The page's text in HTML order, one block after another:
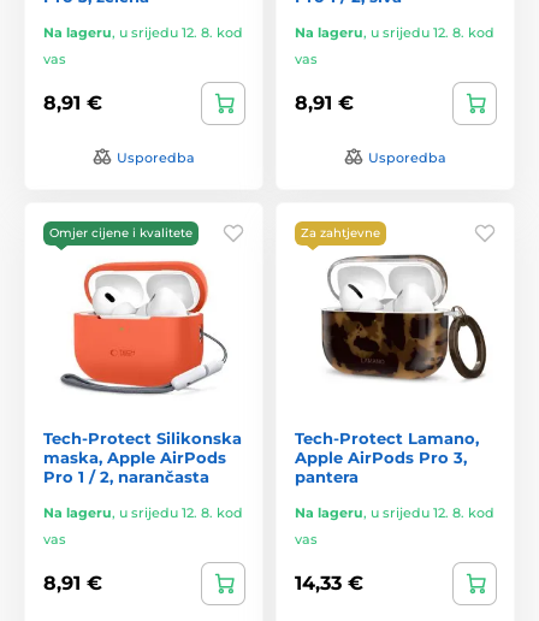
Na lageru, u srijedu 12. 8. kod
vas
8,91 €
Usporedba
Na lageru, u srijedu 12. 8. kod
vas
8,91 €
Usporedba
Omjer cijene i kvalitete
Tech-Protect Silikonska
maska, Apple AirPods
Pro 1 / 2, narančasta
Na lageru, u srijedu 12. 8. kod
vas
8,91 €
Za zahtjevne
Tech-Protect Lamano,
Apple AirPods Pro 3,
pantera
Na lageru, u srijedu 12. 8. kod
vas
14,33 €